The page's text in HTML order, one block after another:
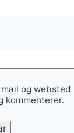
mail og
kommenterer.